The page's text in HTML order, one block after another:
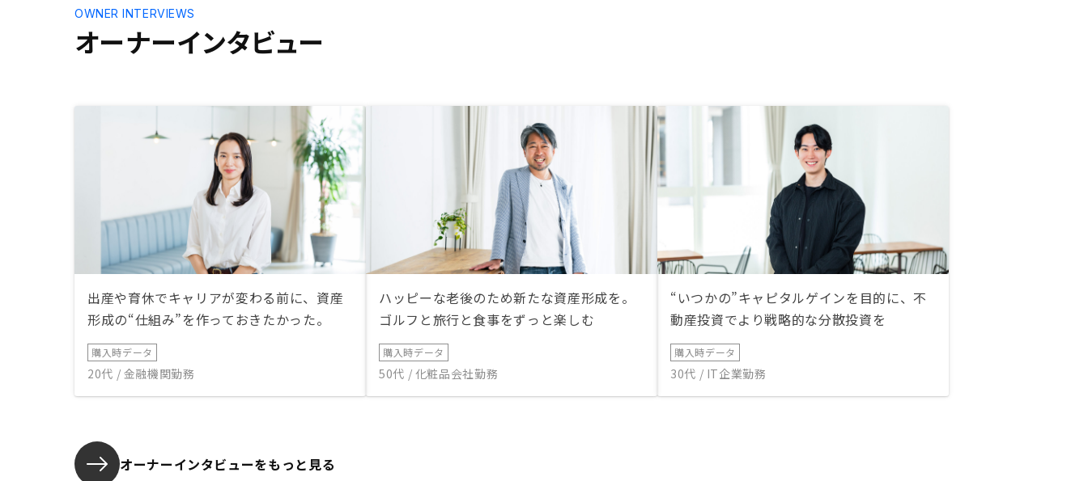
オーナーインタビュー
OWNER INTERVIEWS
出産や育休でキャリアが変わる前に、資産
形成の“仕組み”を作っておきたかった。
購入時データ
20代 / 金融機関勤務
ハッピーな老後のため新たな資産形成を。
ゴルフと旅行と食事をずっと楽しむ
購入時データ
50代 / 化粧品会社勤務
“いつかの”キャピタルゲインを目的に、不
動産投資でより戦略的な分散投資を
購入時データ
30代 / IT企業勤務
オーナーインタビューをもっと見る